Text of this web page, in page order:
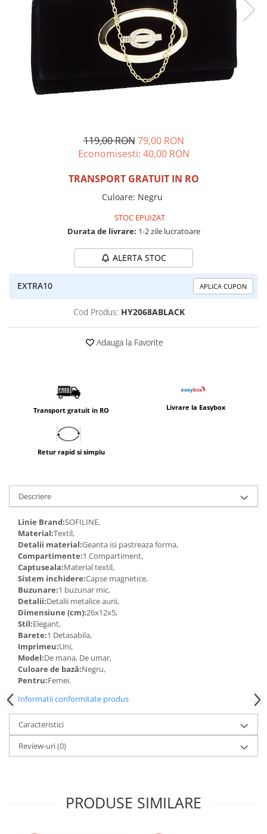
Incaltamine primavara-vara piele
Imbracaminte
Camasi si topuri
Blugi si pantaloni
Pulovere si cardigane
119,00 RON 79,00 RON
Economisesti: 40,00 RON
TRANSPORT GRATUIT IN RO
Culoare: Negru
STOC EPUIZAT
Durata de livrare: 1-2 zile lucratoare
ALERTA STOC
EXTRA10 APLICA CUPON
Cod Produs: HY2068ABLACK
Adauga la Favorite
Transport gratuit in RO Livrare la Easybox
Retur rapid si simplu
Descriere
Linie Brand:SOFILINE,
Material:Textil,
Detalii material:Geanta isi pastreaza forma,
Compartimente:1 Compartiment,
Captuseala:Material textil,
Sistem inchidere:Capse magnetice,
Buzunare:1 buzunar mic,
Detalii:Detalii metalice aurii,
Dimensiune (cm):26x12x5,
Stil:Elegant,
Barete:1 Detasabila,
Imprimeu:Uni,
Model:De mana, De umar,
Culoare de bază:Negru,
Pentru:Femei.
Informatii conformitate produs
Caracteristici
Review-uri(0)
PRODUSE SIMILARE